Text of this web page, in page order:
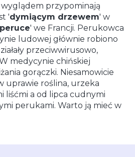
przypominają
'dymiącym drzewem' w
' we Francji. Perukowca
ludowej głównie robiono
przeciwwirusowo,
medycynie chińskiej
gorączki. Niesamowicie
uprawie roślina, urzeka
liśćmi a od lipca cudnymi
perukami. Warto ją mieć w